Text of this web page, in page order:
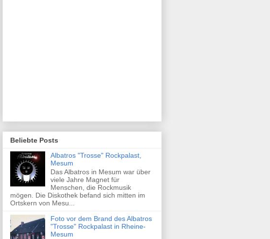
Beliebte Posts
Albatros "Trosse" Rockpalast,
Mesum
Das Albatros in Mesum war über
viele Jahre Magnet für
Menschen, die Rockmusik
mögen. Die Diskothek befand sich mitten im
Ortskern von Mesu...
Foto vor dem Brand des Albatros
"Trosse" Rockpalast in Rheine-
Mesum